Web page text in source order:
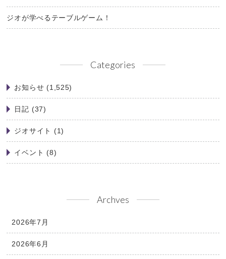
ジオが学べるテーブルゲーム！
Categories
お知らせ (1,525)
日記 (37)
ジオサイト (1)
イベント (8)
Archves
2026年7月
2026年6月